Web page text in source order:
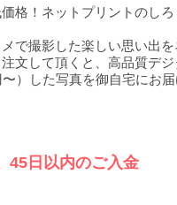
格！ネットプリントのしろ
で撮影した楽しい思い出を
文して頂くと、高品質デ
）した写真を御自宅にお
45日以内のご入金